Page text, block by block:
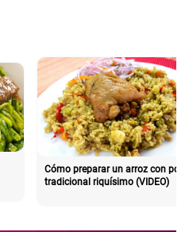
Cómo preparar un arroz con pollo
tradicional riquísimo (VIDEO)